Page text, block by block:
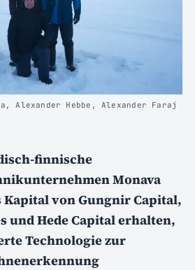
Alexander Hebbe, Alexander Faraj
finnische
Monava
Kapital von Gungnir Capital,
und Hede Capital erhalten,
Technologie zur